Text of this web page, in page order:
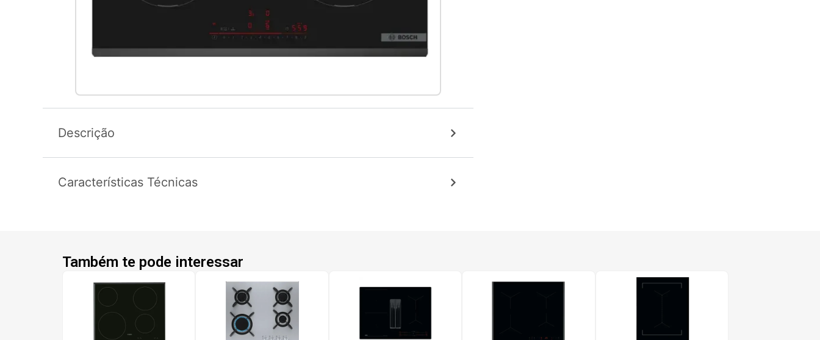
Descrição
Características Técnicas
Também te pode interessar